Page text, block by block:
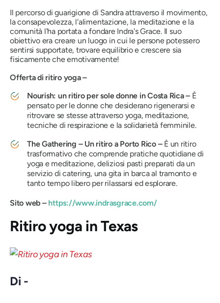
Il percorso di guarigione di Sandra attraverso il movimento,
la consapevolezza, l'alimentazione, la meditazione e la
comunità l'ha portata a fondare Indra's Grace. Il suo
obiettivo era creare un luogo in cui le persone potessero
sentirsi supportate, trovare equilibrio e crescere sia
fisicamente che emotivamente!
Offerta di ritiro yoga –
Nourish: un ritiro per sole donne in Costa Rica – È
pensato per le donne che desiderano rigenerarsi e
ritrovare se stesse attraverso yoga, meditazione,
tecniche di respirazione e la solidarietà femminile.
The Gathering – Un ritiro a Porto Rico – È un ritiro
trasformativo che comprende pratiche quotidiane di
yoga e meditazione, deliziosi pasti preparati da un
servizio di catering, una gita in barca al tramonto e
tanto tempo libero per rilassarsi ed esplorare.
Sito web – https://www.indrasgrace.com/
Ritiro yoga in Texas
Di -